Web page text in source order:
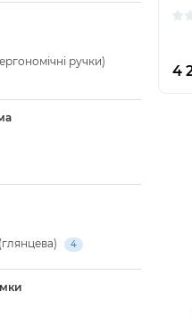
ручки)
4
4